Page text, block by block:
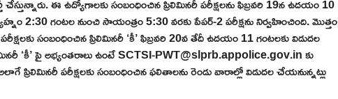
2:30 గంటల నుంచి సాయంత్రం 5:30 వరకు పేపర్-2 పరీక్షను నిర్వహించింది. మొత్తం
సంబంధించిన ప్రిలిమినరీ ‘కీ’ ఫిబ్రవరి 20వ తేదీ ఉదయం 11 గంటలకు విడుదల
‘కీ’ పై అభ్యంతరాలు ఉంటే SCTSI-PWT@slprb.appolice.gov.in కు
పరీక్షలకు సంబంధించిన ఫలితాలను రెండు వారాల్లో విడుదల చేయనున్నట్లు